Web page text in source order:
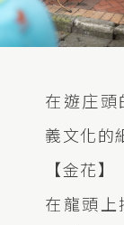
在遊庄
義文化的
【金花】
在龍頭